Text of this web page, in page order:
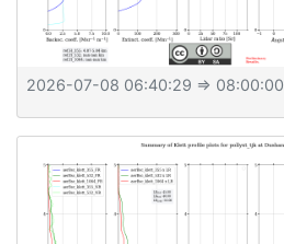
2026-07-08 06:40:29 ⇒ 08:00:00